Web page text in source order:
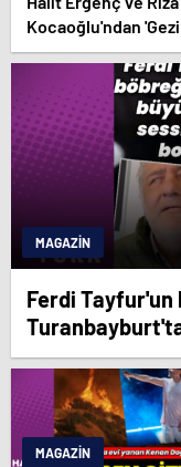
Kocaoğlu'ndan 'Gezi
ifadesi – Magazin
MAGAZIN
Ferdi
haberleri
MAGAZIN